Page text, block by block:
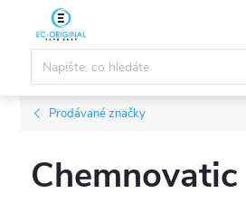
obsah
Prodávané značky
Chemnovatic